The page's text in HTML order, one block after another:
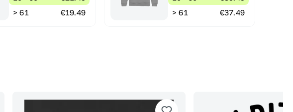
> 61
€19.49
> 61
€37.49